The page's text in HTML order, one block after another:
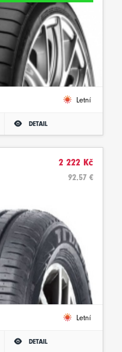
Letní
DETAIL
2 222 Kč
92.57 €
Letní
DETAIL